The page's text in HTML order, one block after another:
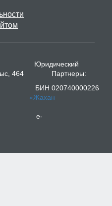
Юридический
464 Партнеры:
БИН 020740000226
«Жахан
11 e-